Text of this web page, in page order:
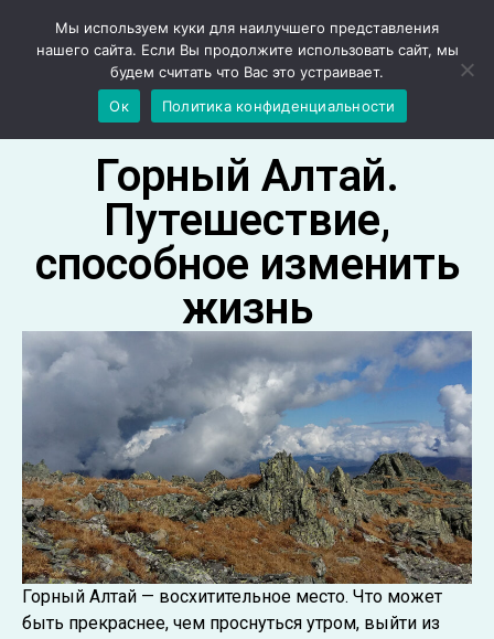
Горный Алтай.
Путешествие,
способное изменить
жизнь
Горный Алтай — восхитительное место. Что может
быть прекраснее, чем проснуться утром, выйти из
Мы используем куки для наилучшего представления
нашего сайта. Если Вы продолжите использовать сайт, мы
будем считать что Вас это устраивает.
Ок
Политика конфиденциальности